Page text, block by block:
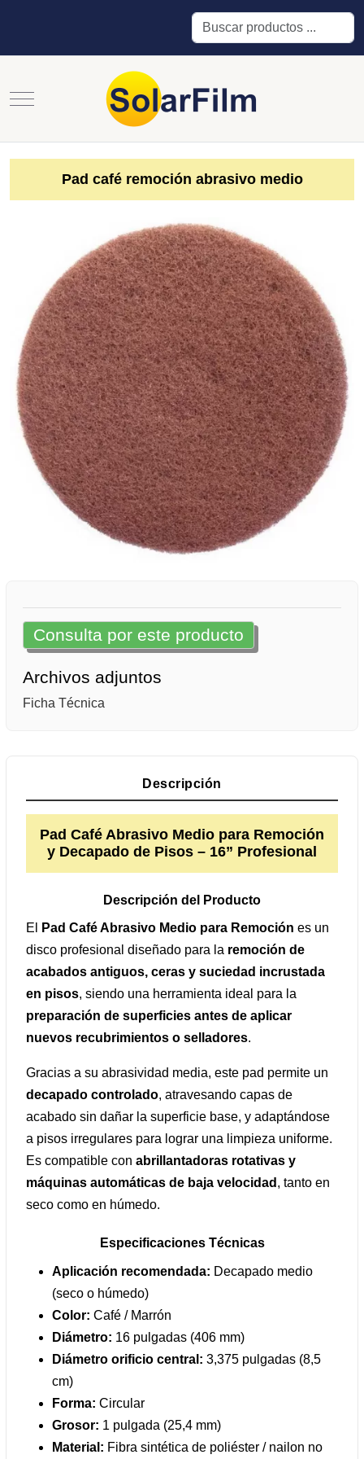
Buscar
Mobile Menu Toggle
Pad café remoción abrasivo medio
Consulta por este producto
Archivos adjuntos
Ficha Técnica
Descripción
Pad Café Abrasivo Medio para Remoción
y Decapado de Pisos – 16” Profesional
Descripción del Producto
El Pad Café Abrasivo Medio para Remoción es un
disco profesional diseñado para la remoción de
acabados antiguos, ceras y suciedad incrustada
en pisos, siendo una herramienta ideal para la
preparación de superficies antes de aplicar
nuevos recubrimientos o selladores.
Gracias a su abrasividad media, este pad permite un
decapado controlado, atravesando capas de
acabado sin dañar la superficie base, y adaptándose
a pisos irregulares para lograr una limpieza uniforme.
Es compatible con abrillantadoras rotativas y
máquinas automáticas de baja velocidad , tanto en
seco como en húmedo.
Especificaciones Técnicas
Aplicación recomendada: Decapado medio
(seco o húmedo)
Color: Café / Marrón
Diámetro: 16 pulgadas (406 mm)
Diámetro orificio central: 3,375 pulgadas (8,5
cm)
Forma: Circular
Grosor: 1 pulgada (25,4 mm)
Material: Fibra sintética de poliéster / nailon no